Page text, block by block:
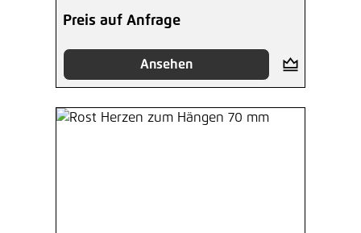
Preis auf Anfrage
Ansehen